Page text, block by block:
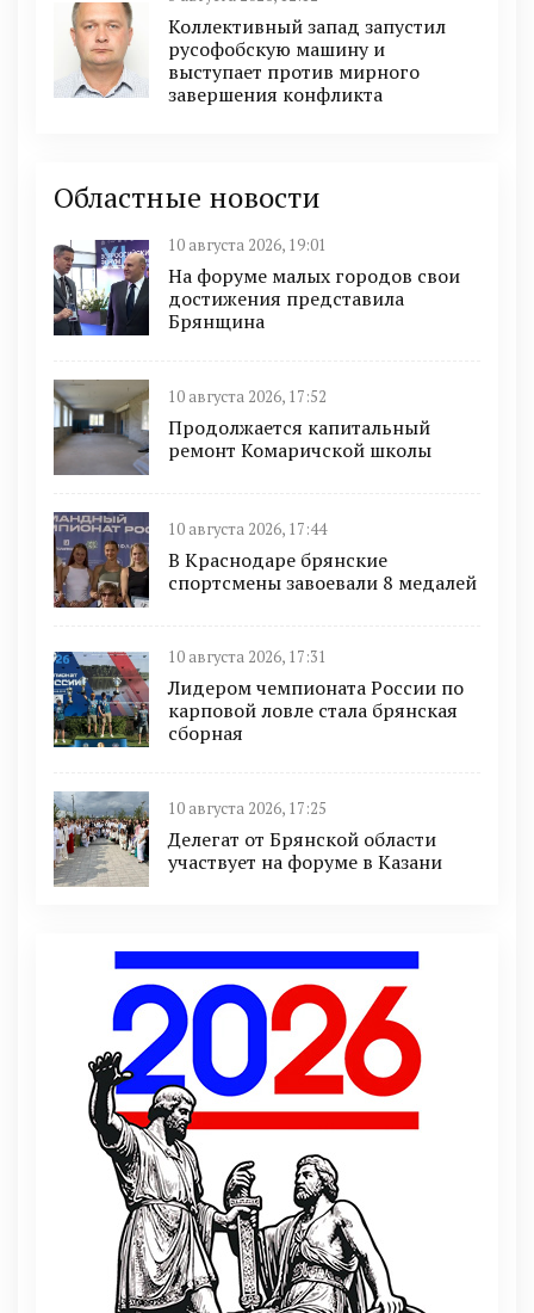
Коллективный запад запустил
русофобскую машину и
выступает против мирного
завершения конфликта
Областные новости
10 августа 2026, 19:01
На форуме малых городов свои
достижения представила
Брянщина
10 августа 2026, 17:52
Продолжается капитальный
ремонт Комаричской школы
10 августа 2026, 17:44
В Краснодаре брянские
спортсмены завоевали 8 медалей
10 августа 2026, 17:31
Лидером чемпионата России по
карповой ловле стала брянская
сборная
10 августа 2026, 17:25
Делегат от Брянской области
участвует на форуме в Казани